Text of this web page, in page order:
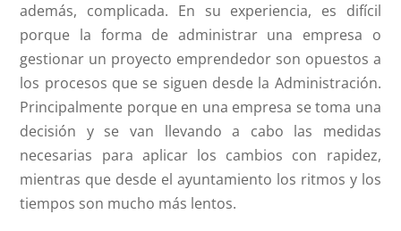
además, complicada. En su experiencia, es difícil
porque la forma de administrar una empresa o
gestionar un proyecto emprendedor son opuestos a
los procesos que se siguen desde la Administración.
Principalmente porque en una empresa se toma una
decisión y se van llevando a cabo las medidas
necesarias para aplicar los cambios con rapidez,
mientras que desde el ayuntamiento los ritmos y los
tiempos son mucho más lentos.